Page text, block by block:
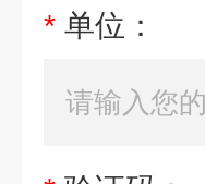
* 单位：